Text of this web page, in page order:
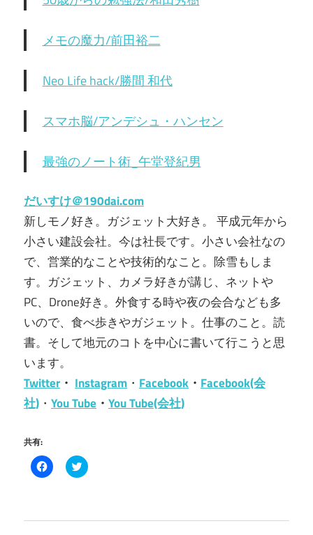
メモの魔力/前田裕二
Neo Life hack/勝間 和代
スマホ脳/アンデシュ・ハンセン
最強のノート術_午堂登紀男
だいすけ＠190dai.com
新しモノ好き。ガジェット大好き。 平成元年から
小さい建設会社。今は社長です。小さい会社なの
で、営業的なことや技術的なこと。除雪もしま
す。ガジェット、カメラ好きが講じ、ネットや
PC、Drone好き。外食する時や夜の会合なども多
いので、食べ歩きやガジェット。仕事のこと。読
書。そして地元のコトを中心に書いて行こうと思
います。
Twitter ・ Instagram ・ Facebook ・ Facebook(会
社) ・ You Tube ・ You Tube(会社)
共有:
Facebook
で
に
ク
リ
Twitter